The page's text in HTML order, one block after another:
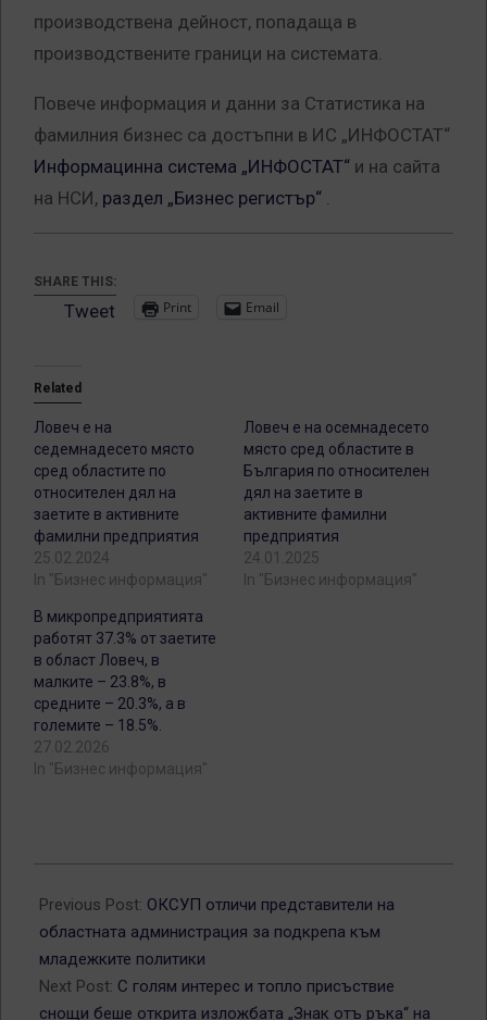
производствена дейност, попадаща в
производствените граници на системата.
Повече информация и данни за Статистика на
фамилния бизнес са достъпни в ИС „ИНФОСТАТ“
Информацинна система „ИНФОСТАТ“ и на сайта
на НСИ, раздел „Бизнес регистър“
SHARE THIS:
Tweet Print Email
Related
Ловеч е на
седемнадесето място
сред областите по
относителен дял на
заетите в активните
фамилни предприятия
25.02.2024
In "Бизнес информация"
Ловеч е на осемнадесето
място сред областите в
България по относителен
дял на заетите в
активните фамилни
предприятия
24.01.2025
In "Бизнес информация"
В микропредприятията
работят 37.3% от заетите
в област Ловеч, в
малките – 23.8%, в
средните – 20.3%, а в
големите – 18.5%.
27.02.2026
In "Бизнес информация"
01-
23
Previous Post: ОКСУП отличи представители на
областната администрация за подкрепа към
младежките политики
Next Post: С голям интерес и топло присъствие
снощи беше открита изложбата „Знак отъ ръка“ на